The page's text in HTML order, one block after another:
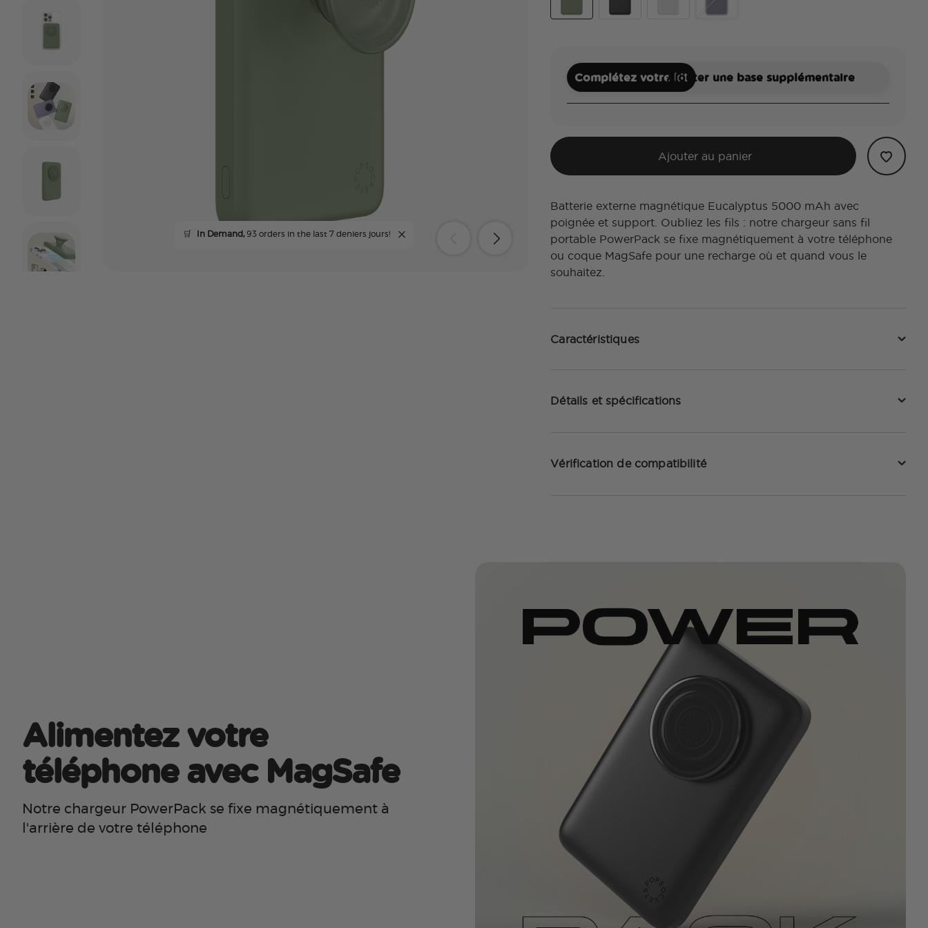
🛒 In Demand,93 orders in the last 7 deniers jours!
Complétez votre kitAjouter une base supplémentaire
Ajouter au panier
Batterie externe magnétique Eucalyptus 5000 mAh avec
poignée et support. Oubliez les fils : notre chargeur sans fil
portable PowerPack se fixe magnétiquement à votre téléphone
ou coque MagSafe pour une recharge où et quand vous le
souhaitez.
Caractéristiques
Détails et spécifications
Vérification de compatibilité
Alimentez votre
téléphone avec MagSafe
Notre chargeur PowerPack se fixe magnétiquement à
l'arrière de votre téléphone